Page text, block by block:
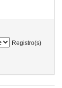
Registro(s)